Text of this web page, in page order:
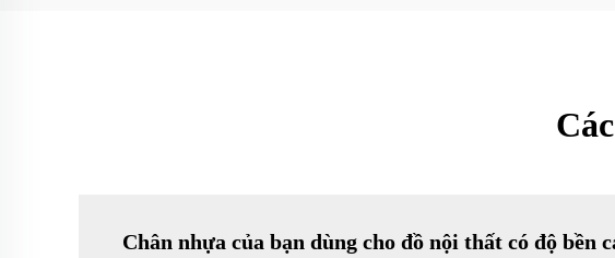
Chân nhựa của bạn dùng cho đồ nội thất có độ bền